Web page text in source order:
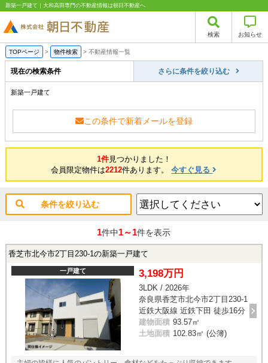
新築一戸建て｜大和高田専門の不動産情報は朝日不動産へ
検索 お知らせ
TOPページ > 物件検索 > 不動産情報一覧
現在の検索条件 さらに条件を絞り込む
新築一戸建て
この条件で新着メールを登録
1件見つかりました！
会員限定物件は2212件あります。今すぐ見る
条件を絞り込む
1件中1～1件を表示
香芝市北今市2丁目230-1の新築一戸建て
一戸建て 3,198万円
3LDK / 2026年
奈良県香芝市北今市2丁目230-1
近鉄大阪線 近鉄下田 徒歩16分
建物面積 93.57㎡
土地面積 102.83㎡ (公簿)